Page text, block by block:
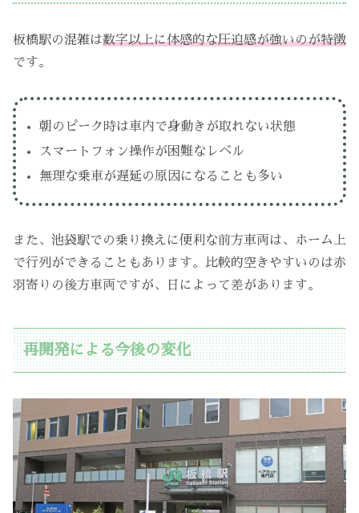
板橋駅の混雑は数字以上に体感的な圧迫感が強いのが特徴
です。
朝のピーク時は車内で身動きが取れない状態
スマートフォン操作が困難なレベル
無理な乗車が遅延の原因になることも多い
また、池袋駅での乗り換えに便利な前方車両は、ホーム上
で行列ができることもあります。比較的空きやすいのは赤
羽寄りの後方車両ですが、日によって差があります。
再開発による今後の変化